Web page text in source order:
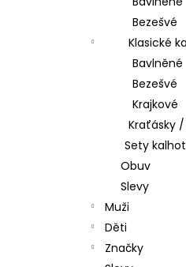
Bezešvé
Klasické
Bavlněné
Bezešvé
Krajkové
Kraťásky
Sety
Obuv
Slevy
Muži
Děti
Značky